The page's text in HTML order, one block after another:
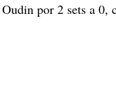
por 2 sets a 0,